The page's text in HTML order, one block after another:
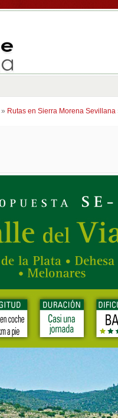
» Rutas en Sierra Morena Sevillana